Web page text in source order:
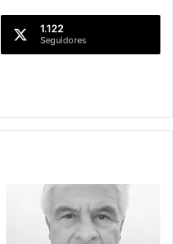
1.122
Seguidores